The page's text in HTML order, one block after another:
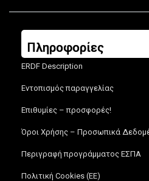
Πληροφορίες
ERDF Description
Εντοπισμός παραγγελίας
Επιθυμίες – προσφορές!
Όροι Χρήσης – Προσωπικά
Περιγραφή προγράμματος ΕΣΠΑ
Πολιτική Cookies (ΕΕ)